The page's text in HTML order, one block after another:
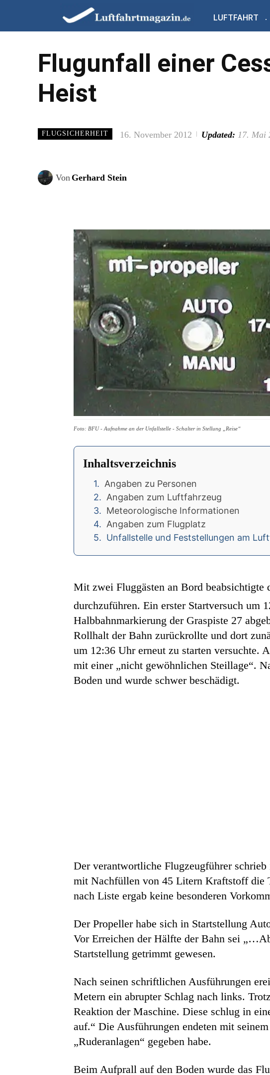
LUFTFAHRT
Flugunfall einer
Heist
FLUGSICHERHEIT 16. November 2012 Updated: 17. Mai
Von Gerhard Stein
Foto: BFU - Aufnahme an der Unfallstelle - Schalter in Stellung „Reise“
Inhaltsverzeichnis
Angaben zu Personen
Angaben zum Luftfahrzeug
Meteorologische Informationen
Angaben zum Flugplatz
Unfallstelle und Feststellungen am
Mit zwei Fluggästen an Bord beabsichtigte
durchzuführen. Ein erster Startversuch um
Halbbahnmarkierung der Graspiste 27
Rollhalt der Bahn zurückrollte und dort
um 12:36 Uhr erneut zu starten versuchte.
mit einer „nicht gewöhnlichen Steillage“.
Boden und wurde schwer beschädigt.
Der verantwortliche Flugzeugführer
mit Nachfüllen von 45 Litern Kraftstoff die
nach Liste ergab keine besonderen
Der Propeller habe sich in Startstellung
Vor Erreichen der Hälfte der Bahn sei
Startstellung getrimmt gewesen.
Nach seinen schriftlichen Ausführungen
Metern ein abrupter Schlag nach links.
Reaktion der Maschine. Diese schlug in
auf.“ Die Ausführungen endeten mit
„Ruderanlagen“ gegeben habe.
Beim Aufprall auf den Boden wurde das